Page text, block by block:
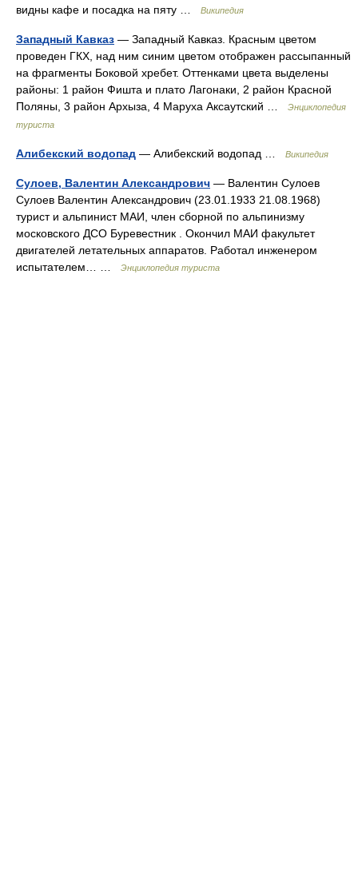
видны кафе и посадка на пяту …
Википедия
Западный Кавказ — Западный Кавказ. Красным цветом
проведен ГКХ, над ним синим цветом отображен рассыпанный
на фрагменты Боковой хребет. Оттенками цвета выделены
районы: 1 район Фишта и плато Лагонаки, 2 район Красной
Поляны, 3 район Архыза, 4 Маруха Аксаутский …
Энциклопедия
туриста
Алибекский водопад — Алибекский водопад … Википедия
Сулоев, Валентин Александрович — Валентин Сулоев
Сулоев Валентин Александрович (23.01.1933 21.08.1968)
турист и альпинист МАИ, член сборной по альпинизму
московского ДСО Буревестник . Окончил МАИ факультет
двигателей летательных аппаратов. Работал инженером
испытателем… …
Энциклопедия туриста